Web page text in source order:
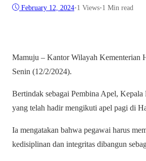
February 12, 2024•1 Views•1 Min read
Mamuju – Kantor Wilayah Kementerian
Senin (12/2/2024).
Bertindak sebagai Pembina Apel,
yang telah hadir mengikuti apel pagi di
Ia mengatakan bahwa pegawai harus
kedisiplinan dan integritas dibangun